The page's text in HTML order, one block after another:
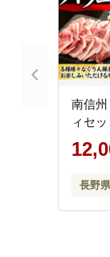
南信
ィセッ
長野